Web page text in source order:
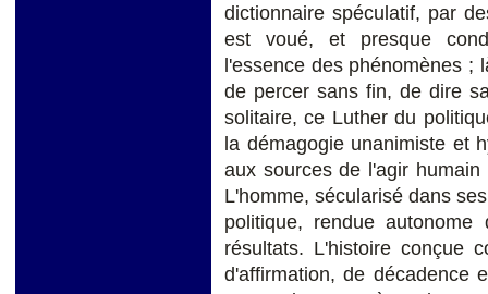
dictionnaire spéculatif, par
est voué, et presque
l'essence des phénomènes
de percer sans fin, de dire
solitaire, ce Luther du
la démagogie unanimiste et
aux sources de l'agir
L'homme, sécularisé dans
politique, rendue
résultats. L'histoire conçue
d'affirmation, de décadence